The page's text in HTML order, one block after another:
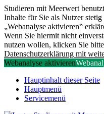
Studieren mit Meerwert
Inhalte für Sie als Nutzer
„Webanalyse aktivieren‟
Wenn Sie hiermit nicht
nutzen wollen, klicken Sie
Datenschutzerklärung mit
Webanalyse aktivieren
Hauptinhalt dieser Seite
Hauptmenü
Servicemenü